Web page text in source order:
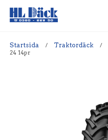
Startsida / Traktordäck /
24 14pr